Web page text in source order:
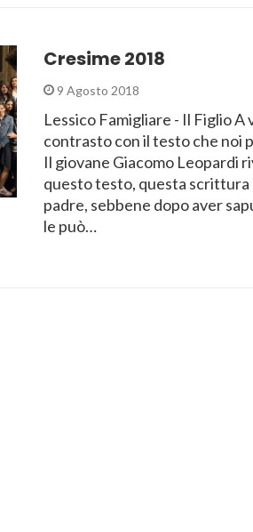
Cresime 2018
9 Agosto 2018
Lessico Famigliare - Il Figlio
contrasto con il testo che noi
Il giovane Giacomo Leopardi
questo testo, questa scrittura
padre, sebbene dopo aver
le può…